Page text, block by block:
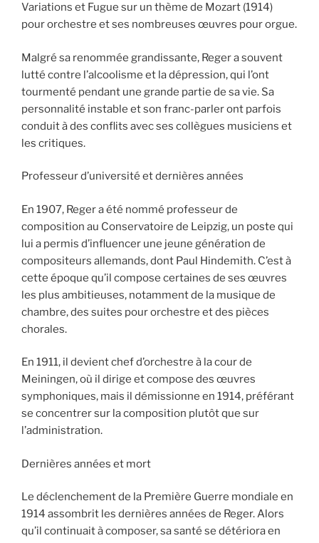
Variations et Fugue sur un thème de Mozart (1914)
pour orchestre et ses nombreuses œuvres pour orgue.
Malgré sa renommée grandissante, Reger a souvent
lutté contre l’alcoolisme et la dépression, qui l’ont
tourmenté pendant une grande partie de sa vie. Sa
personnalité instable et son franc-parler ont parfois
conduit à des conflits avec ses collègues musiciens et
les critiques.
Professeur d’université et dernières années
En 1907, Reger a été nommé professeur de
composition au Conservatoire de Leipzig, un poste qui
lui a permis d’influencer une jeune génération de
compositeurs allemands, dont Paul Hindemith. C’est à
cette époque qu’il compose certaines de ses œuvres
les plus ambitieuses, notamment de la musique de
chambre, des suites pour orchestre et des pièces
chorales.
En 1911, il devient chef d’orchestre à la cour de
Meiningen, où il dirige et compose des œuvres
symphoniques, mais il démissionne en 1914, préférant
se concentrer sur la composition plutôt que sur
l’administration.
Dernières années et mort
Le déclenchement de la Première Guerre mondiale en
1914 assombrit les dernières années de Reger. Alors
qu’il continuait à composer, sa santé se détériora en